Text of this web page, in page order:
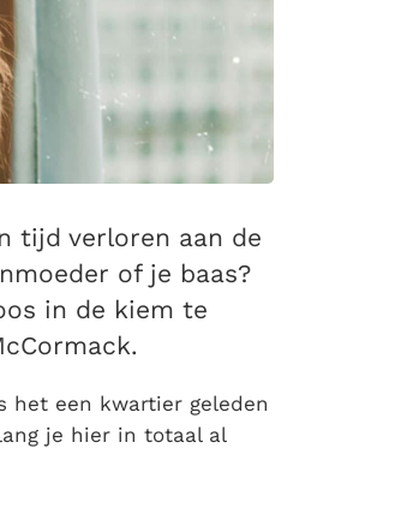
tijd verloren aan de
of je baas?
in de kiem te
het een kwartier geleden
je hier in totaal al